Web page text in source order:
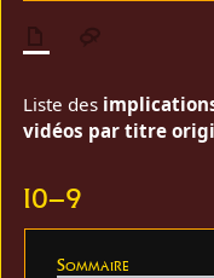
Liste des
vidéos par titre
I0–9
Sommaire